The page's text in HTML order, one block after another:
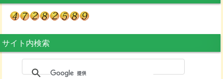
サイト内検索